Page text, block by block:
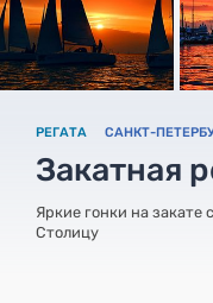
РЕГАТА САНКТ-
Закатная
Яркие гонки на
Столицу